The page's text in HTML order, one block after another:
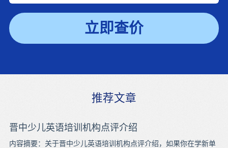
立即查价
推荐文章
晋中少儿英语培训机构点评介绍
内容摘要：关于晋中少儿英语培训机构点评介绍，如果你在学新单